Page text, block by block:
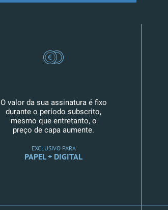
O valor da sua assinatura é fixo
durante o período subscrito,
mesmo que entretanto, o
preço de capa aumente.
EXCLUSIVO PARA
PAPEL + DIGITAL